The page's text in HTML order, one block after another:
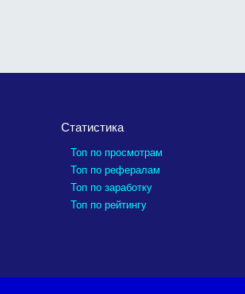
Статистика
Топ по просмотрам
Топ по рефералам
Топ по заработку
Топ по рейтингу